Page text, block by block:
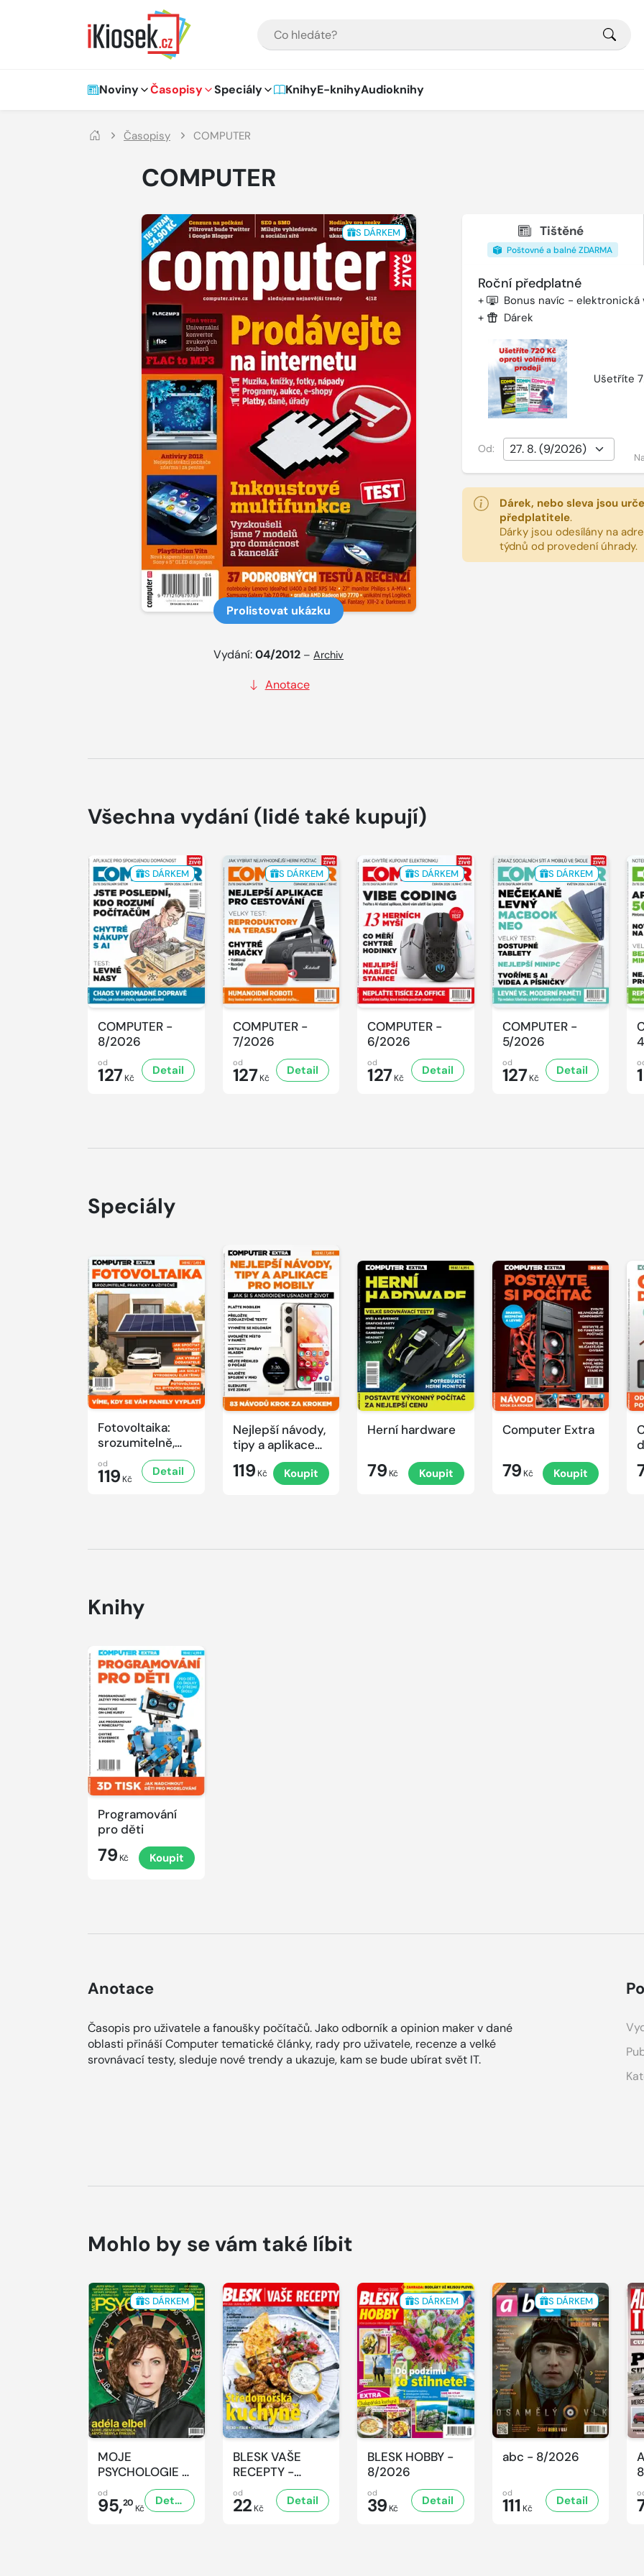
Hlavní navigace
Noviny Časopisy Speciály KnihyE-knihyAudioknihy
Časopisy COMPUTER
COMPUTER
S DÁRKEM
Prolistovat ukázku
Vydání:04/2012 –Archiv
Anotace
Tištěné
Poštovné a balné ZDARMA
Roční předplatné
+ Bonus navíc - elektronická
+ Dárek
Ušetříte
Od:
Dárek, nebo sleva jsou
předplatitele.
Dárky jsou odesílány na
týdnů od provedení úhrady.
Všechna vydání (lidé také kupují)
S DÁRKEM
COMPUTER -
8/2026
od
127Kč
Detail
S DÁRKEM
COMPUTER -
7/2026
od
127 Kč
Detail
S DÁRKEM
COMPUTER -
6/2026
od
127Kč
Detail
S DÁRKEM
COMPUTER -
5/2026
od
127 Kč
Detail
Speciály
Fotovoltaika:
srozumitelně,
prakticky a
užitečně
od
119 Kč
Detail
Nejlepší návody,
tipy a aplikace
pro mobily
119 Kč Koupit
Herní hardware
79 Kč Koupit
Computer Extra
79 Kč Koupit
Knihy
Programování
pro děti
79 Kč Koupit
Anotace
Časopis pro uživatele a fanoušky počítačů. Jako odborník a opinion maker v dané
oblasti přináší Computer tematické články, rady pro uživatele, recenze a velké
srovnávací testy, sleduje nové trendy a ukazuje, kam se bude ubírat svět IT.
Mohlo by se vám také líbit
S DÁRKEM
MOJE
PSYCHOLOGIE -
8/2026
od
95,20 Kč
Detail
BLESK VAŠE
RECEPTY -
8/2026
od
22 Kč
Detail
S DÁRKEM
BLESK HOBBY -
8/2026
od
39 Kč
Detail
S DÁRKEM
abc - 8/2026
od
111 Kč
Detail